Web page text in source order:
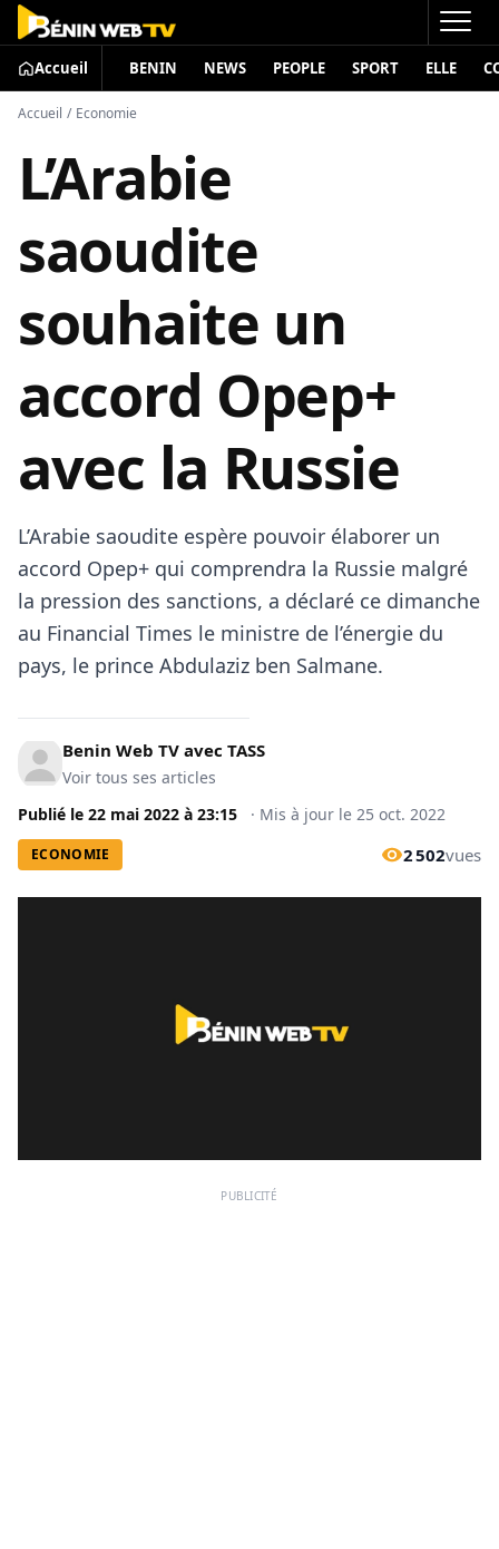
Accueil BENIN NEWS PEOPLE SPORT ELLE
Accueil / Economie
L’Arabie
saoudite
souhaite un
accord Opep+
avec la Russie
L’Arabie saoudite espère pouvoir élaborer un
accord Opep+ qui comprendra la Russie malgré
la pression des sanctions, a déclaré ce dimanche
au Financial Times le ministre de l’énergie du
pays, le prince Abdulaziz ben Salmane.
Benin Web TV avec TASS
Voir tous ses articles
Publié le 22 mai 2022 à 23:15 · Mis à jour le 25 oct. 2022
ECONOMIE 2 502vues
PUBLICITÉ